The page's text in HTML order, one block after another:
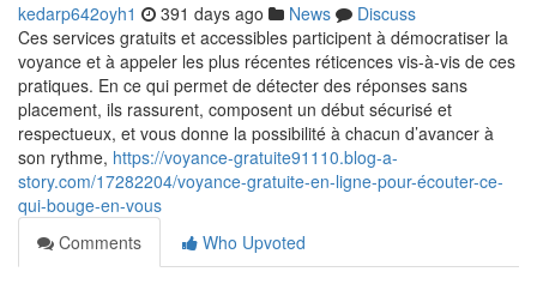
kedarp642oyh1 391 days ago News
Discuss
Ces services gratuits et accessibles participent à démocratiser la
voyance et à appeler les plus récentes réticences vis-à-vis de ces
pratiques. En ce qui permet de détecter des réponses sans
placement, ils rassurent, composent un début sécurisé et
respectueux, et vous donne la possibilité à chacun d’avancer à
son rythme, https://voyance-gratuite91110.blog-a-
story.com/17282204/voyance-gratuite-en-ligne-pour-écouter-ce-
qui-bouge-en-vous
Comments
Who Upvoted